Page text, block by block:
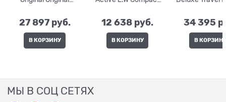
24 л. | 30x22x47
27 897 руб.
В КОРЗИНУ
28x17x44
12 638 руб.
В КОРЗИНУ
л. |
34 395
В КОРЗИНУ
МЫ В СОЦ СЕТЯХ